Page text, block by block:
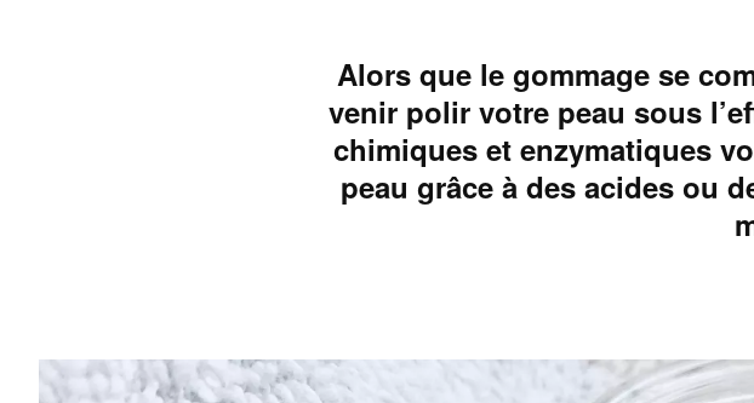
Alors que le gommage se
venir polir votre peau sous
chimiques et enzymatiques
peau grâce à des acides ou